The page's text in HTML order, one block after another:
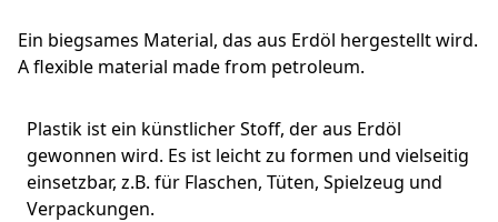
Ein biegsames Material, das aus Erdöl hergestellt wird.
A flexible material made from petroleum.
Plastik ist ein künstlicher Stoff, der aus Erdöl
gewonnen wird. Es ist leicht zu formen und vielseitig
einsetzbar, z.B. für Flaschen, Tüten, Spielzeug und
Verpackungen.